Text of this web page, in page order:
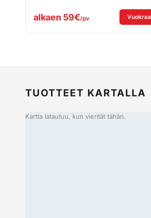
alkaen 59€/pv Vuokraa
TUOTTEET KARTALLA
Kartta latautuu, kun vierität tähän.